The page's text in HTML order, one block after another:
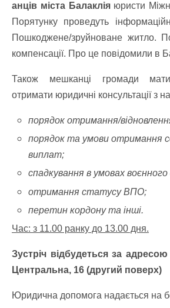
анців міста Балакліяюристи
Порятунку проведуть
Пошкоджене/зруйноване житло.
компенсації. Про це повідомили в
Також мешканці громади
отримати юридичні консультації з
порядок отримання/
порядок та умови отримання
виплат;
спадкування в умовах
отримання статусу ВПО;
перетин кордону та інші.
Час: з 11.00 ранку до 13.00 дня.
Зустріч відбудеться за
Центральна, 16 (другий поверх)
Юридична допомога надається на